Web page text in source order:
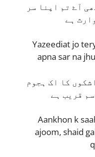
آۓ تم اپنا سر
ہے
Yazeediat jo
apna sar na
کا اک ہجوم
قریب ہے
Aankhon k
ajoom, shaid